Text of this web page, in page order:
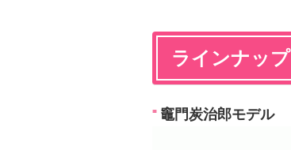
ラインナップ
竈門炭治郎モデル